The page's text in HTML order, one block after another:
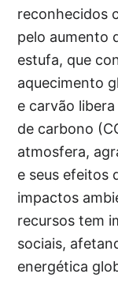
reconhecidos
pelo aumento
estufa, que
aquecimento
e carvão
de carbono
atmosfera,
e seus efeitos
impactos
recursos tem
sociais,
energética